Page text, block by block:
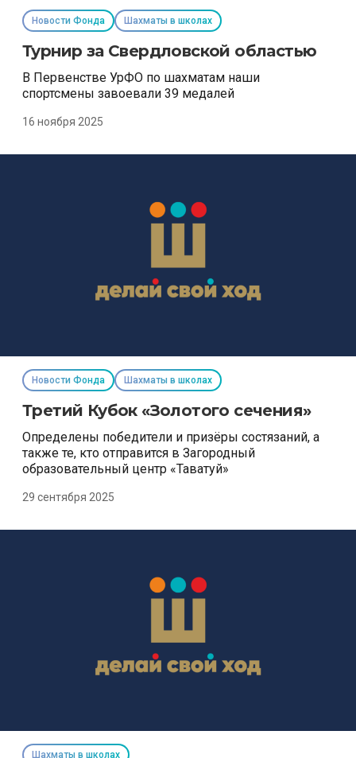
Новости Фонда Шахматы в школах
Турнир за Свердловской областью
В Первенстве УрФО по шахматам наши
спортсмены завоевали 39 медалей
16 ноября 2025
Новости Фонда Шахматы в школах
Третий Кубок «Золотого сечения»
Определены победители и призёры состязаний, а
также те, кто отправится в Загородный
образовательный центр «Таватуй»
29 сентября 2025
Шахматы в школах